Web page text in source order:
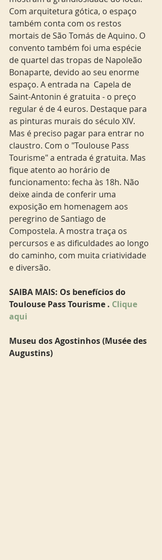
Com arquitetura gótica, o espaço
também conta com os restos
mortais de São Tomás de Aquino. O
convento também foi uma espécie
de quartel das tropas de Napoleão
Bonaparte, devido ao seu enorme
espaço. A entrada na  Capela de
Saint-Antonin é gratuita - o preço
regular é de 4 euros. Destaque para
as pinturas murais do século XIV.
Mas é preciso pagar para entrar no
claustro. Com o "Toulouse Pass
Tourisme" a entrada é gratuita. Mas
fique atento ao horário de
funcionamento: fecha às 18h. Não
deixe ainda de conferir uma
exposição em homenagem aos
peregrino de Santiago de
Compostela. A mostra traça os
percursos e as dificuldades ao longo
do caminho, com muita criatividade
e diversão.
SAIBA MAIS: Os benefícios do
Toulouse Pass Tourisme . Clique
aqui
Museu dos Agostinhos (Musée des
Augustins)